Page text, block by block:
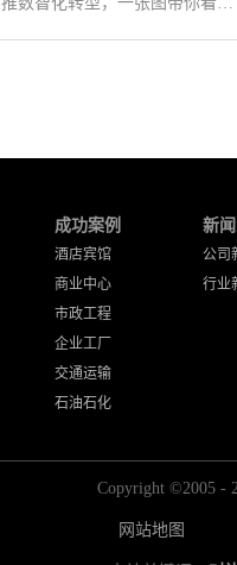
成功案例
酒店宾馆
商业中心
市政工程
企业工厂
交通运输
石油石化
新
公司
行业
Copyright ©2005 -
网站地图